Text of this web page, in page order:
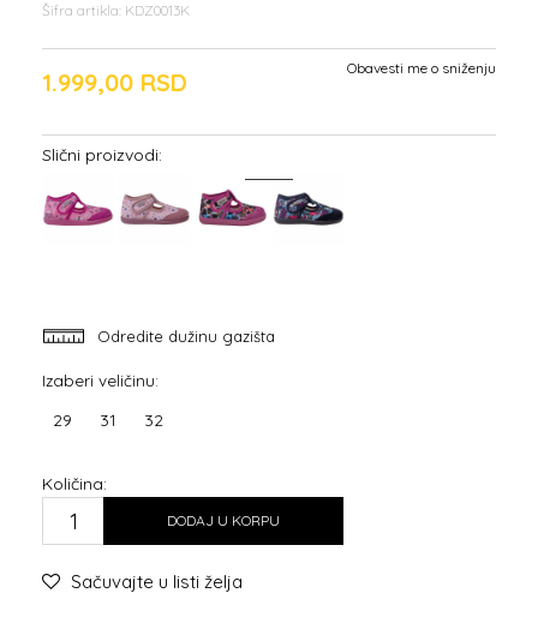
Šifra artikla: KDZ0013K
1.999,00 RSD Obavesti me o sniženju
Slični proizvodi:
Odredite dužinu gazišta
Izaberi veličinu:
29 31 32
Količina:
DODAJ U KORPU
Sačuvajte u listi želja